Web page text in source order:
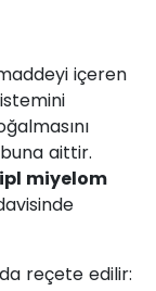
içeren
aittir.
miyelom
reçete edilir: